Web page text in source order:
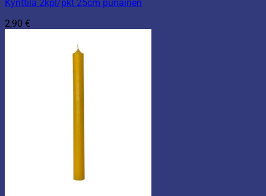
Kynttilä 2kpl/pkt 25cm punainen
2,90 €